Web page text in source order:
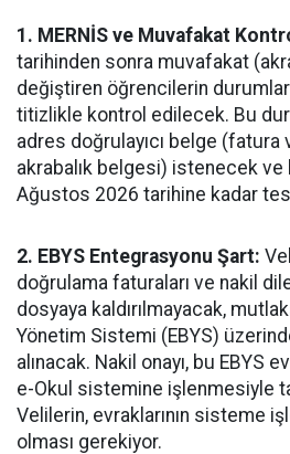
1. MERNİS ve Muvafakat
tarihinden sonra muvafakat
değiştiren öğrencilerin
titizlikle kontrol edilecek. Bu
adres doğrulayıcı belge (fatura
akrabalık belgesi) istenecek
Ağustos 2026 tarihine kadar
2. EBYS Entegrasyonu Şart:
doğrulama faturaları ve nakil
dosyaya kaldırılmayacak,
Yönetim Sistemi (EBYS)
alınacak. Nakil onayı, bu EBYS
e-Okul sistemine işlenmesiyle
Velilerin, evraklarının sisteme
olması gerekiyor.